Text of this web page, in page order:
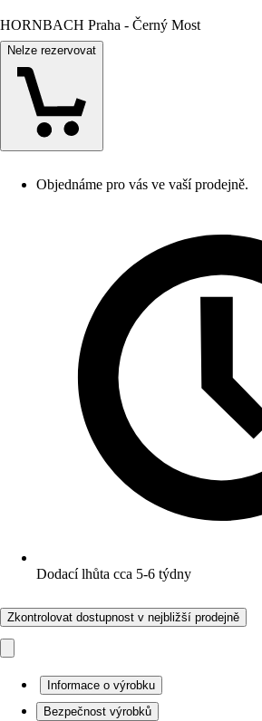
HORNBACH Praha - Černý Most
Nelze rezervovat
Objednáme pro vás ve vaší prodejně.
Dodací lhůta cca 5-6 týdny
Zkontrolovat dostupnost v nejbližší prodejně
Informace o výrobku
Bezpečnost výrobků